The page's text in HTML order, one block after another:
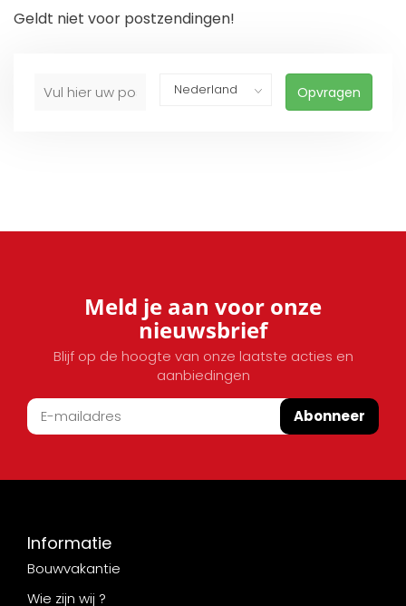
Geldt niet voor postzendingen!
Opvragen
Meld je aan voor onze
nieuwsbrief
Blijf op de hoogte van onze laatste acties en
aanbiedingen
Abonneer
Informatie
Bouwvakantie
Wie zijn wij ?